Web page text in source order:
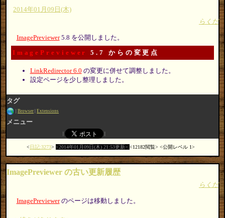
2014年01月09日(木)
らくだ
ImagePreviewer5.8 を公開しました。
ImagePreviewer 5.7 からの変更点
LinkRedirector 6.0 の変更に併せて調整しました。
設定ページを少し整理しました。
タグ
Browser Extensions
メニュー
日記:3273 2014年01月09日(木) 21:53更新 12182閲覧 公開レベル 1
ImagePreviewer の古い更新履歴
らくだ
ImagePreviewerのページは移動しました。